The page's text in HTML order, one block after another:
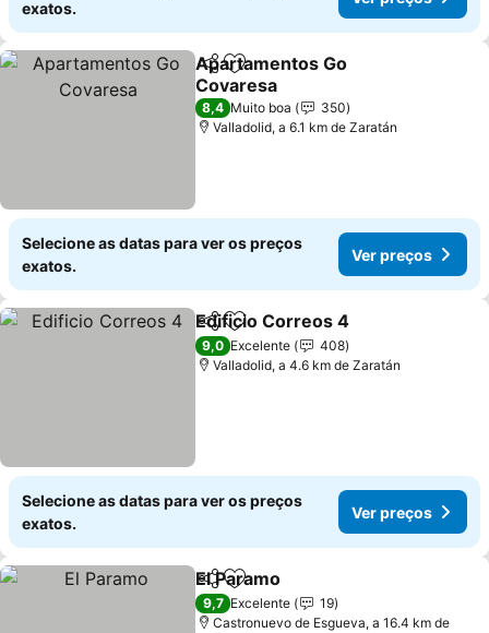
exatos.
PartilharAdicionar aos favoritos
Apartamentos Go
Covaresa
8,4 Muito boa
350
Valladolid, a 6.1 km de Zaratán
Selecione as datas para ver os preços
exatos.
Ver preços
PartilharAdicionar aos favoritos
Edificio Correos 4
9,0 Excelente
408
Valladolid, a 4.6 km de Zaratán
Selecione as datas para ver os preços
exatos.
Ver preços
PartilharAdicionar aos favoritos
El Paramo
9,7 Excelente
19
Castronuevo de Esgueva, a 16.4 km de